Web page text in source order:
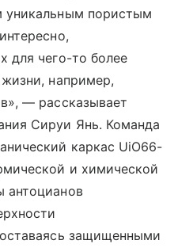
уникальным пористым
для чего-то более
например,
— рассказывает
Сируи Янь. Команда
каркас UiO66-
и химической
антоцианов
защищенными